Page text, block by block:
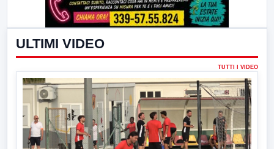
ULTIMI VIDEO
TUTTI I VIDEO